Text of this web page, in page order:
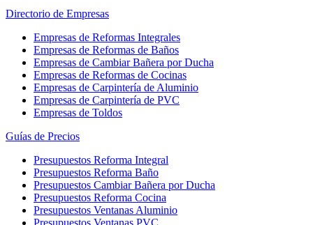
Directorio de Empresas
Empresas de Reformas Integrales
Empresas de Reformas de Baños
Empresas de Cambiar Bañera por Ducha
Empresas de Reformas de Cocinas
Empresas de Carpintería de Aluminio
Empresas de Carpintería de PVC
Empresas de Toldos
Guías de Precios
Presupuestos Reforma Integral
Presupuestos Reforma Baño
Presupuestos Cambiar Bañera por Ducha
Presupuestos Reforma Cocina
Presupuestos Ventanas Aluminio
Presupuestos Ventanas PVC